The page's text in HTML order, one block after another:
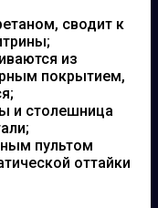
сводит к
из
покрытием,
и столешница
пультом
оттайки